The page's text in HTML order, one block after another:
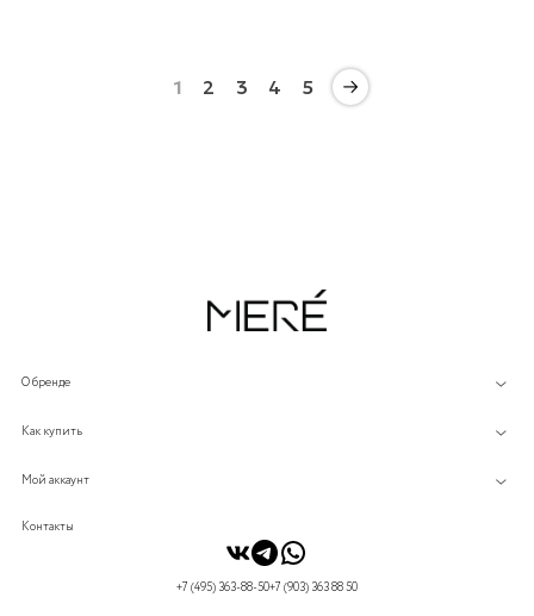
1 2 3 4 5
О бренде
Как купить
Мой аккаунт
Контакты
+7 (495) 363-88-50+7 (903) 363 88 50